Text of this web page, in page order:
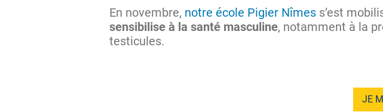
En novembre, notre école Pigier Nîmes s’est
sensibilise à la santé masculine, notamment à la
testicules.
JE